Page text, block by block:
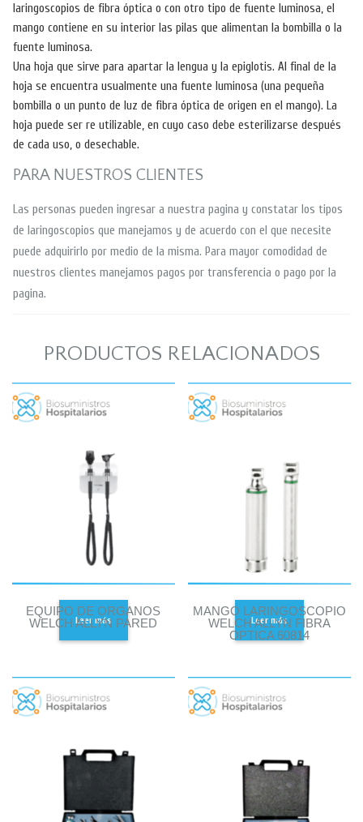
laringoscopios de fibra óptica o con otro tipo de fuente luminosa, el
mango contiene en su interior las pilas que alimentan la bombilla o la
fuente luminosa.
Una hoja que sirve para apartar la lengua y la epiglotis. Al final de la
hoja se encuentra usualmente una fuente luminosa (una pequeña
bombilla o un punto de luz de fibra óptica de origen en el mango). La
hoja puede ser re utilizable, en cuyo caso debe esterilizarse después
de cada uso, o desechable.
PARA NUESTROS CLIENTES
Las personas pueden ingresar a nuestra pagina y constatar los tipos
de laringoscopios que manejamos y de acuerdo con el que necesite
puede adquirirlo por medio de la misma. Para mayor comodidad de
nuestros clientes manejamos pagos por transferencia o pago por la
pagina.
PRODUCTOS RELACIONADOS
EQUIPO DE ORGANOS
WELCH ALLYN PARED
Leer más
MANGO LARINGOSCOPIO
WELCH ALLYN FIBRA
OPTICA 60814
Leer más